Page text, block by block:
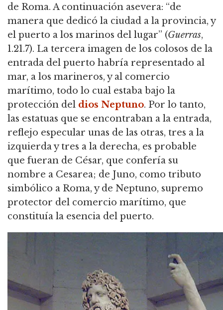
de Roma. A continuación asevera: “de
manera que dedicó la ciudad a la provincia, y
el puerto a los marinos del lugar” (Guerras,
1.21.7). La tercera imagen de los colosos de la
entrada del puerto habría representado al
mar, a los marineros, y al comercio
marítimo, todo lo cual estaba bajo la
protección del dios Neptuno. Por lo tanto,
las estatuas que se encontraban a la entrada,
reflejo especular unas de las otras, tres a la
izquierda y tres a la derecha, es probable
que fueran de César, que confería su
nombre a Cesarea; de Juno, como tributo
simbólico a Roma, y de Neptuno, supremo
protector del comercio marítimo, que
constituía la esencia del puerto.